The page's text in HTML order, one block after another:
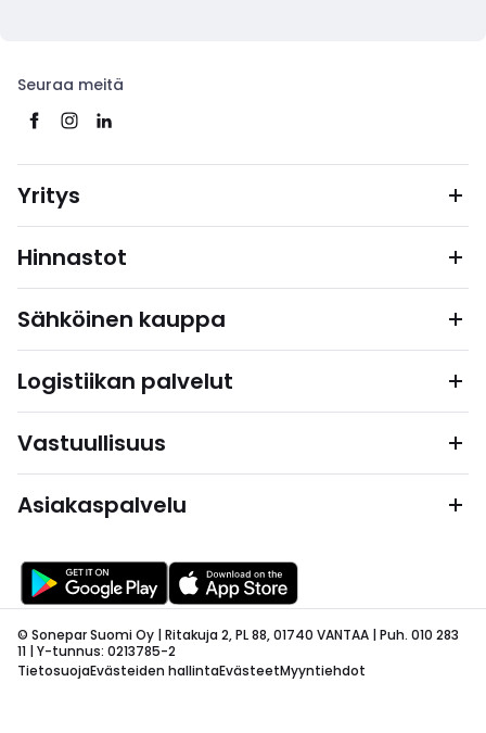
Seuraa meitä
Yritys
Hinnastot
Sähköinen kauppa
Logistiikan palvelut
Vastuullisuus
Asiakaspalvelu
© Sonepar Suomi Oy | Ritakuja 2, PL 88, 01740 VANTAA | Puh. 010 283
11 | Y-tunnus: 0213785-2
TietosuojaEvästeiden hallintaEvästeetMyyntiehdot